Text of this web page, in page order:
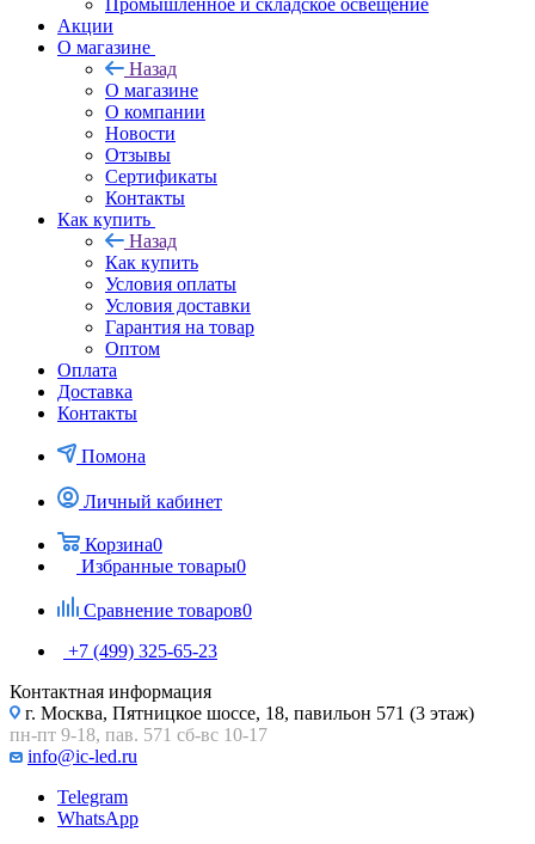
Промышленное и складское освещение
Акции
О магазине
Назад
О магазине
О компании
Новости
Отзывы
Сертификаты
Контакты
Как купить
Назад
Как купить
Условия оплаты
Условия доставки
Гарантия на товар
Оптом
Оплата
Доставка
Контакты
Помона
Личный кабинет
Корзина0
Избранные товары0
Сравнение товаров0
+7 (499) 325-65-23
Контактная информация
г. Москва, Пятницкое шоссе, 18, павильон 571 (3 этаж)
пн-пт 9-18, пав. 571 сб-вс 10-17
info@ic-led.ru
Telegram
WhatsApp